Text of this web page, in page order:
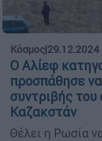
Κόσμος|29.12.2024
Ο Αλίεφ
προσπάθησε
συντριβής
Καζακστάν
Θέλει η Ρωσία